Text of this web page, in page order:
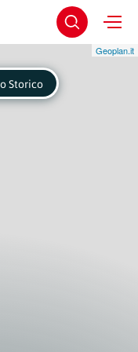
Geoplan.it
Storico